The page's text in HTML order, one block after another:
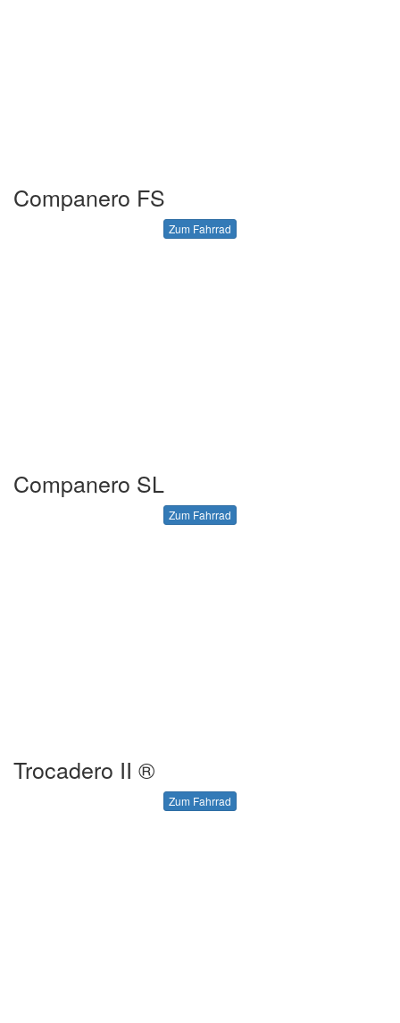
Companero FS
Zum Fahrrad
Companero SL
Zum Fahrrad
Trocadero II ®
Zum Fahrrad